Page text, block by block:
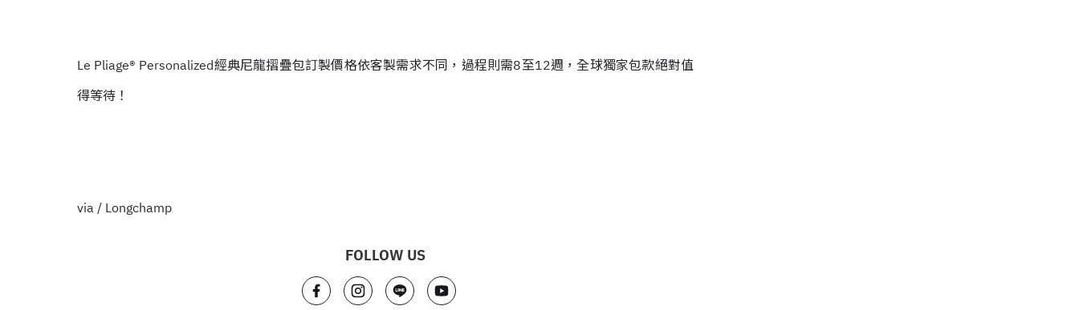
Le Pliage® Personalized經典尼龍摺疊包訂製價格依客製需求不同，過程則需8至12週，全球獨家包款絕對值
得等待！
via / Longchamp
FOLLOW US